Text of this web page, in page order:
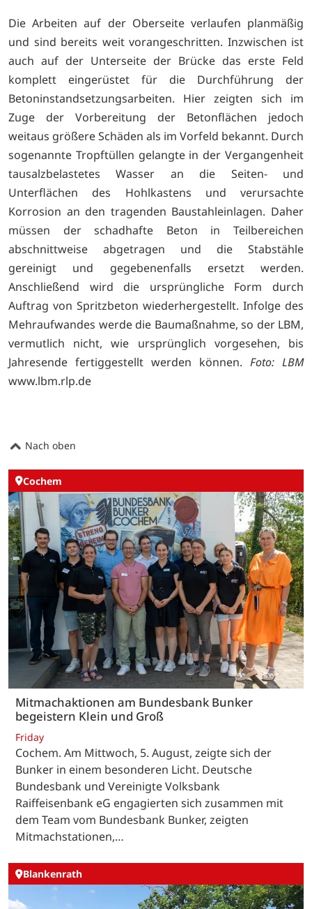
Die Arbeiten auf der Oberseite verlaufen planmäßig
und sind bereits weit vorangeschritten. Inzwischen ist
auch auf der Unterseite der Brücke das erste Feld
komplett eingerüstet für die Durchführung der
Betoninstandsetzungsarbeiten. Hier zeigten sich im
Zuge der Vorbereitung der Betonflächen jedoch
weitaus größere Schäden als im Vorfeld bekannt. Durch
sogenannte Tropftüllen gelangte in der Vergangenheit
tausalzbelastetes Wasser an die Seiten- und
Unterflächen des Hohlkastens und verursachte
Korrosion an den tragenden Baustahleinlagen. Daher
müssen der schadhafte Beton in Teilbereichen
abschnittweise abgetragen und die Stabstähle
gereinigt und gegebenenfalls ersetzt werden.
Anschließend wird die ursprüngliche Form durch
Auftrag von Spritzbeton wiederhergestellt. Infolge des
Mehraufwandes werde die Baumaßnahme, so der LBM,
vermutlich nicht, wie ursprünglich vorgesehen, bis
Jahresende fertiggestellt werden können. Foto: LBM
www.lbm.rlp.de
Nach oben
Cochem
Mitmachaktionen am Bundesbank Bunker
begeistern Klein und Groß
Friday
Cochem. Am Mittwoch, 5. August, zeigte sich der
Bunker in einem besonderen Licht. Deutsche
Bundesbank und Vereinigte Volksbank
Raiffeisenbank eG engagierten sich zusammen mit
dem Team vom Bundesbank Bunker, zeigten
Mitmachstationen,…
Blankenrath